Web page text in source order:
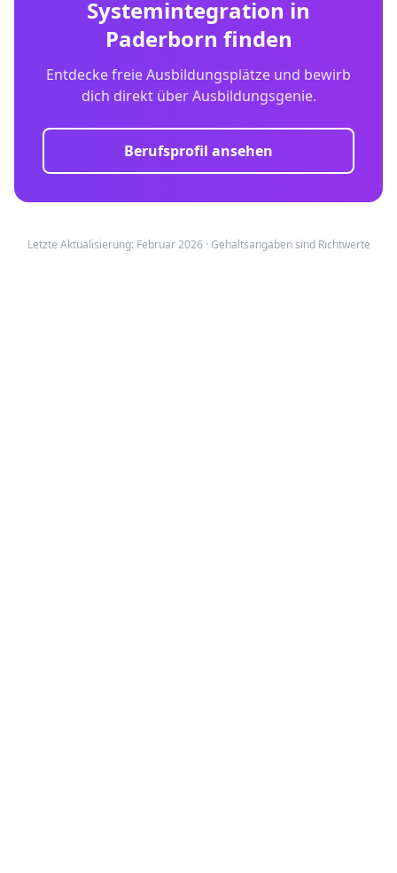
Systemintegration in
Paderborn finden
Entdecke freie Ausbildungsplätze und bewirb
dich direkt über Ausbildungsgenie.
Berufsprofil ansehen
Letzte Aktualisierung: Februar 2026 · Gehaltsangaben sind Richtwerte